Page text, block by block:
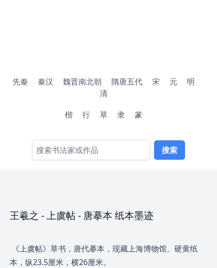
先秦 秦汉 魏晋南北朝 隋唐五代 宋 元
明
清
楷
行 草 隶 篆
搜索
王羲之 -上虞帖- 唐摹本 纸本墨迹
《上虞帖》草书，唐代摹本，现藏上海博物馆。硬黄纸
本，纵23.5厘米，横26厘米。